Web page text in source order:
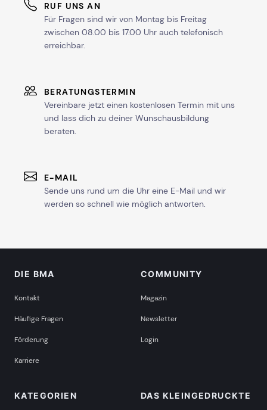
RUF UNS AN
Für Fragen sind wir von Montag bis Freitag
zwischen 08.00 bis 17.00 Uhr auch telefonisch
erreichbar.
BERATUNGSTERMIN
Vereinbare jetzt einen kostenlosen Termin mit uns
und lass dich zu deiner Wunschausbildung
beraten.
E-MAIL
Sende uns rund um die Uhr eine E-Mail und wir
werden so schnell wie möglich antworten.
DIE BMA
Kontakt
Häufige Fragen
Förderung
Karriere
COMMUNITY
Magazin
Newsletter
Login
KATEGORIEN DAS KLEINGEDRUCKTE